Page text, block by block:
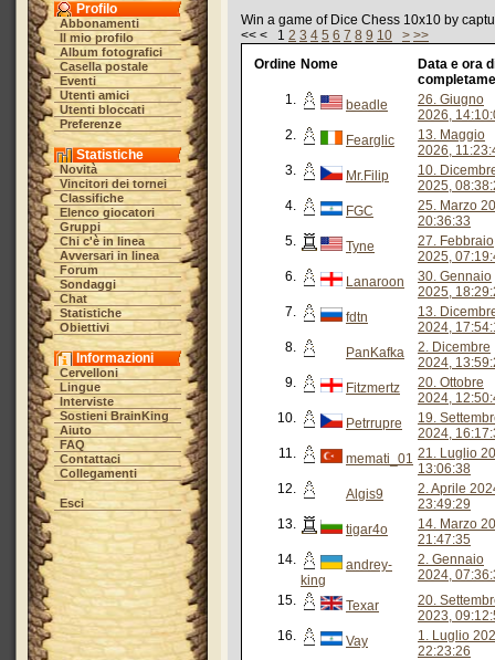
Profilo
Abbonamenti
Il mio profilo
Album fotografici
Casella postale
Eventi
Utenti amici
Utenti bloccati
Preferenze
Statistiche
Novità
Vincitori dei tornei
Classifiche
Elenco giocatori
Gruppi
Chi c'è in linea
Avversari in linea
Forum
Sondaggi
Chat
Statistiche
Obiettivi
Informazioni
Cervelloni
Lingue
Interviste
Sostieni BrainKing
Aiuto
FAQ
Contattaci
Collegamenti
Esci
Win a game of Dice Chess 10x10 by
<< < 1 2 3 4 5 6 7 8 9 10 > >>
Ordine Nome
Data e ora
1.
beadle
26. Giugno
2026,
2.
Fearglic
13. Maggio
2026,
3.
Mr.Filip
10.
2025,
4.
FGC
25. Marzo
20:36:33
5.
Tyne
27. Febbraio
2025,
6.
Lanaroon
30. Gennaio
2025,
7.
fdtn
13.
2024,
8.
PanKafka
2. Dicembre
2024,
9.
Fitzmertz
20. Ottobre
2024,
10.
Petrrupre
19.
2024,
11.
memati_01 21. Luglio
13:06:38
12.
Algis9
2. Aprile
23:49:29
13.
tigar4o
14. Marzo
21:47:35
14.
andrey-
king
2. Gennaio
2024,
15.
Texar
20.
2023,
16.
Vay
1. Luglio
22:23:26